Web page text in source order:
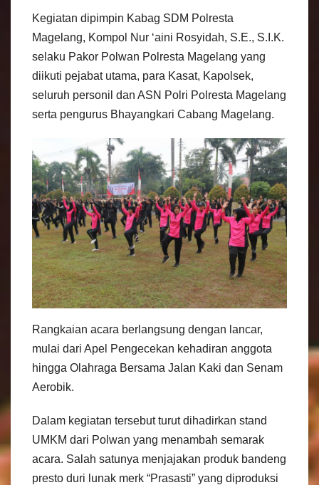
Kegiatan dipimpin Kabag SDM Polresta
Magelang, Kompol Nur ‘aini Rosyidah, S.E., S.I.K.
selaku Pakor Polwan Polresta Magelang yang
diikuti pejabat utama, para Kasat, Kapolsek,
seluruh personil dan ASN Polri Polresta Magelang
serta pengurus Bhayangkari Cabang Magelang.
Rangkaian acara berlangsung dengan lancar,
mulai dari Apel Pengecekan kehadiran anggota
hingga Olahraga Bersama Jalan Kaki dan Senam
Aerobik.
Dalam kegiatan tersebut turut dihadirkan stand
UMKM dari Polwan yang menambah semarak
acara. Salah satunya menjajakan produk bandeng
presto duri lunak merk “Prasasti” yang diproduksi